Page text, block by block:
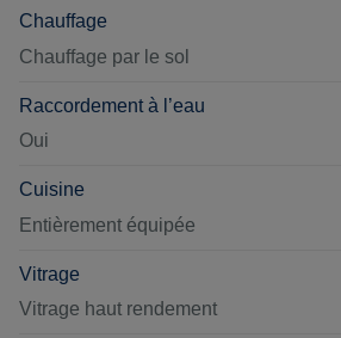
Chauffage
Chauffage par le sol
Raccordement à l’eau
Oui
Cuisine
Entièrement équipée
Vitrage
Vitrage haut rendement